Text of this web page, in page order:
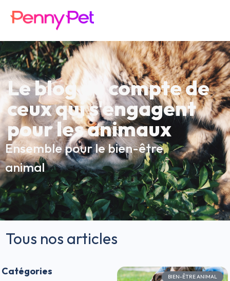
Le blog du compte de
ceux qui s'engagent
pour les animaux
Ensemble pour le bien-être
animal
Tous nos articles
Catégories BIEN-ÊTRE ANIMAL